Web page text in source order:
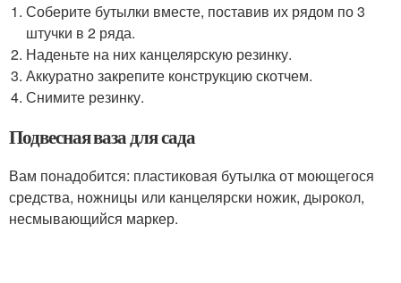
Соберите бутылки вместе, поставив их рядом по 3
штучки в 2 ряда.
Наденьте на них канцелярскую резинку.
Аккуратно закрепите конструкцию скотчем.
Снимите резинку.
Подвесная ваза для сада
Вам понадобится: пластиковая бутылка от моющегося
средства, ножницы или канцелярски ножик, дырокол,
несмывающийся маркер.